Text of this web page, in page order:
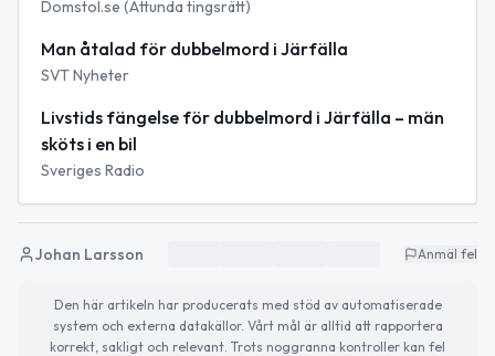
Domstol.se (Attunda tingsrätt)
Man åtalad för dubbelmord i Järfälla
SVT Nyheter
Livstids fängelse för dubbelmord i Järfälla – män
sköts i en bil
Sveriges Radio
Johan Larsson Anmäl fel
Den här artikeln har producerats med stöd av automatiserade
system och externa datakällor. Vårt mål är alltid att rapportera
korrekt, sakligt och relevant. Trots noggranna kontroller kan fel